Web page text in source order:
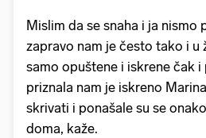
Mislim da se snaha i ja nismo
zapravo nam je često tako i u
samo opuštene i iskrene čak i
priznala nam je iskreno
skrivati i ponašale su se
doma, kaže.